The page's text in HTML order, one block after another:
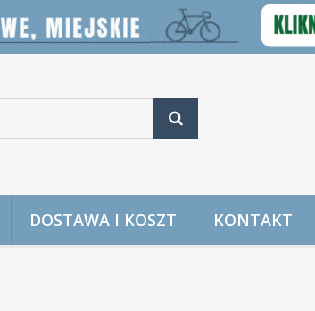
DOSTAWA I KOSZT KONTAKT